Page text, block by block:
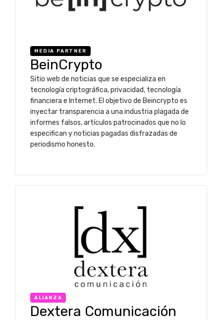
MEDIA PARTNER
BeinCrypto
Sitio web de noticias que se especializa en
tecnología criptográfica, privacidad, tecnología
financiera e Internet. El objetivo de Beincrypto es
inyectar transparencia a una industria plagada de
informes falsos, artículos patrocinados que no lo
especifican y noticias pagadas disfrazadas de
periodismo honesto.
ALIANZA
Dextera Comunicación